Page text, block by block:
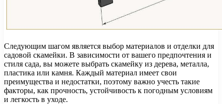
Следующим шагом является выбор материалов и отделки для
садовой скамейки. В зависимости от вашего предпочтения и
стиля сада, вы можете выбрать скамейку из дерева, металла,
пластика или камня. Каждый материал имеет свои
преимущества и недостатки, поэтому важно учесть такие
факторы, как прочность, устойчивость к погодным условиям
и легкость в уходе.